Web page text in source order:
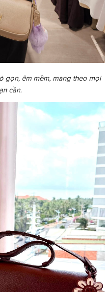
gọn, êm mềm, mang theo mọi
cần.